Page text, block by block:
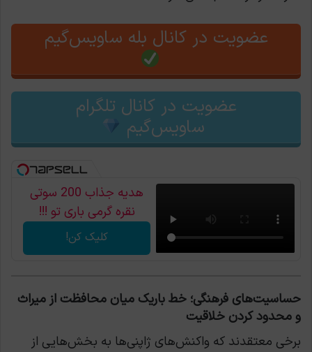
عضویت در کانال بله ساویس‌گیم
عضویت در کانال تلگرام
ساویس‌گیم
هدیه جذاب 200 سوتی
نقره گرمی باری تو !!!
کلیک کن!
حساسیت‌های فرهنگی؛ خط باریک میان محافظت از میراث
و محدود کردن خلاقیت
برخی معتقدند که واکنش‌های ژاپنی‌ها به بخش‌هایی از